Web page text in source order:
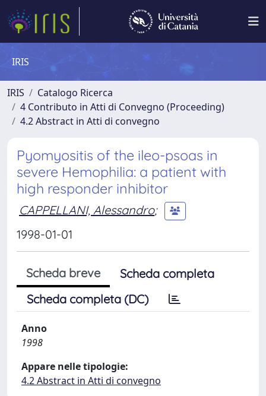
IRIS
IRIS
Catalogo Ricerca
4 Contributo in Atti di Convegno (Proceeding)
4.2 Abstract in Atti di convegno
Pyomyositis of the ileo-psoas in
severe Hemophilia: a patient with
high responder inhibitor
CAPPELLANI, Alessandro;
1998-01-01
Scheda breve
Scheda completa
Scheda completa (DC)
Anno
1998
Appare nelle tipologie:
4.2 Abstract in Atti di convegno